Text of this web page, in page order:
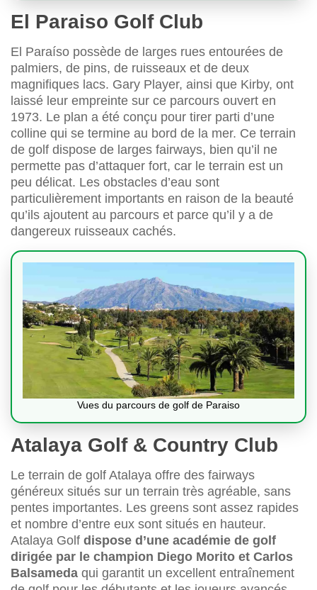
El Paraiso Golf Club
El Paraíso possède de larges rues entourées de
palmiers, de pins, de ruisseaux et de deux
magnifiques lacs. Gary Player, ainsi que Kirby, ont
laissé leur empreinte sur ce parcours ouvert en
1973. Le plan a été conçu pour tirer parti d’une
colline qui se termine au bord de la mer. Ce terrain
de golf dispose de larges fairways, bien qu’il ne
permette pas d’attaquer fort, car le terrain est un
peu délicat. Les obstacles d’eau sont
particulièrement importants en raison de la beauté
qu’ils ajoutent au parcours et parce qu’il y a de
dangereux ruisseaux cachés.
Vues du parcours de golf de Paraiso
Atalaya Golf & Country Club
Le terrain de golf Atalaya offre des fairways
généreux situés sur un terrain très agréable, sans
pentes importantes. Les greens sont assez rapides
et nombre d’entre eux sont situés en hauteur.
Atalaya Golf dispose d’une académie de golf
dirigée par le champion Diego Morito et Carlos
Balsameda qui garantit un excellent entraînement